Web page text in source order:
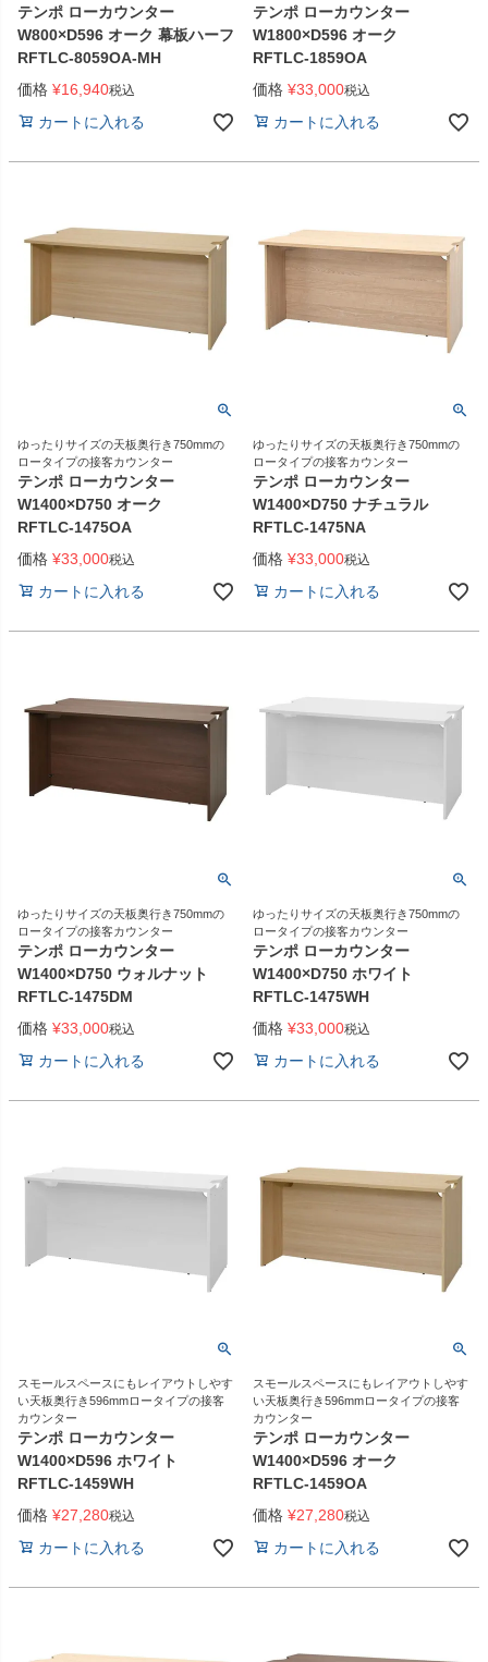
テンポ ローカウンター
W800×D596 オーク 幕板ハーフ
RFTLC-8059OA-MH
価格 ¥16,940税込
カートに入れる
テンポ ローカウンター
W1800×D596 オーク
RFTLC-1859OA
価格 ¥33,000税込
カートに入れる
ゆったりサイズの天板奥行き750mmの
ロータイプの接客カウンター
テンポ ローカウンター
W1400×D750 オーク
RFTLC-1475OA
価格 ¥33,000税込
カートに入れる
ゆったりサイズの天板奥行き750mmの
ロータイプの接客カウンター
テンポ ローカウンター
W1400×D750 ナチュラル
RFTLC-1475NA
価格 ¥33,000税込
カートに入れる
ゆったりサイズの天板奥行き750mmの
ロータイプの接客カウンター
テンポ ローカウンター
W1400×D750 ウォルナット
RFTLC-1475DM
価格 ¥33,000税込
カートに入れる
ゆったりサイズの天板奥行き750mmの
ロータイプの接客カウンター
テンポ ローカウンター
W1400×D750 ホワイト
RFTLC-1475WH
価格 ¥33,000税込
カートに入れる
スモールスペースにもレイアウトしやす
い天板奥行き596mmロータイプの接客
カウンター
テンポ ローカウンター
W1400×D596 ホワイト
RFTLC-1459WH
価格 ¥27,280税込
カートに入れる
スモールスペースにもレイアウトしやす
い天板奥行き596mmロータイプの接客
カウンター
テンポ ローカウンター
W1400×D596 オーク
RFTLC-1459OA
価格 ¥27,280税込
カートに入れる